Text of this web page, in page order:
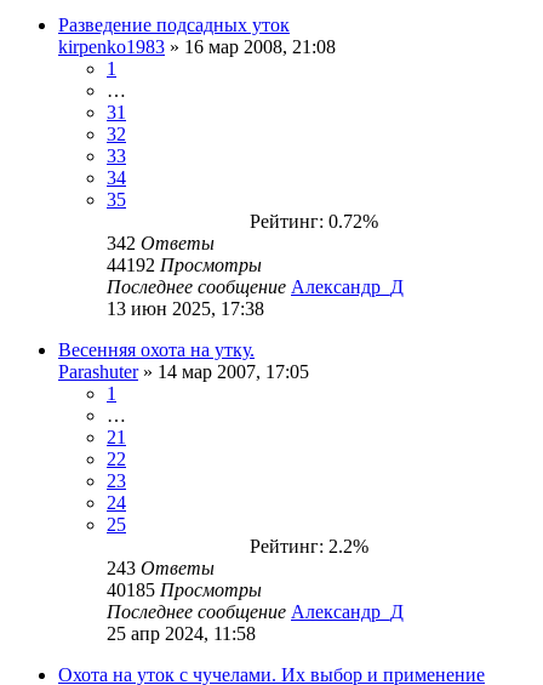
Разведение подсадных уток
kirpenko1983 » 16 мар 2008, 21:08
1
…
31
32
33
34
35
Рейтинг: 0.72%
342 Ответы
44192 Просмотры
Последнее сообщение Александр_Д
13 июн 2025, 17:38
Весенняя охота на утку.
Parashuter» 14 мар 2007, 17:05
1
…
21
22
23
24
25
Рейтинг: 2.2%
243 Ответы
40185 Просмотры
Последнее сообщение Александр_Д
25 апр 2024, 11:58
Охота на уток с чучелами. Их выбор и применение